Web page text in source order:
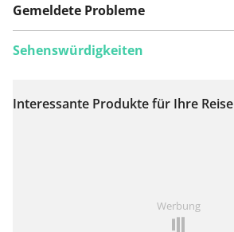
Gemeldete Probleme
Auf Karte anzeigen
Sehenswürdigkeiten
Interessante Produkte für Ihre Reise
Werbung